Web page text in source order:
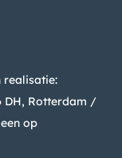
realisatie:
DH, Rotterdam /
op